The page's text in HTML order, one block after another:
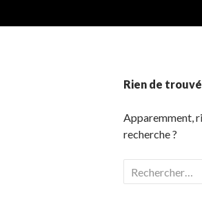
Rien de trouvé
Apparemment,
recherche ?
Rechercher :